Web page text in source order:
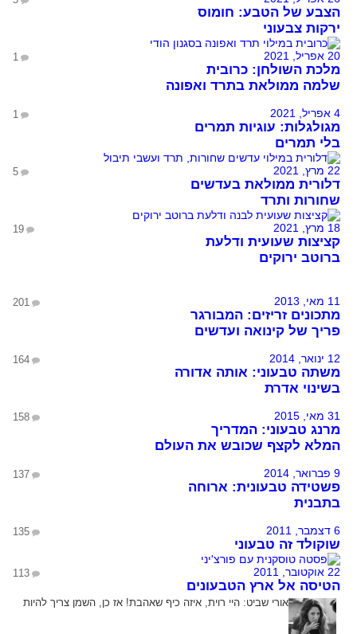
הצבע של הטבע: חומוס
ירקות צבעוני
20 אפריל, 2021 1
מלכת השולחן: כרובית
שלמה ממולאת בתרד ואפונה
4 אפריל, 2021 1
מגולגלות: עוגיות תמרים
בלי תמרים
22 מרץ, 2021 5
דלורית ממולאת בעדשים
שחורות ותרד
18 מרץ, 2021 19
קציצות שעועית ודלעת
ברוטב ירוקים
11 מאי, 2013 201
מתכונים זריזים: המבורגר
פריך של קינואה ועדשים
12 ינואר, 2014 164
משתה טבעוני: אותה אדורה
בשינוי אדרת
31 מאי, 2015 158
מרנג טבעוני: המדריך
המלא לקצף שכובש את העולם
9 פברואר, 2014 137
פשטידה טבעונית: ארוחה
בתבנית
6 דצמבר, 2011 135
שוקולד זה טבעוני
22 אוקטובר, 2011 113
הטיסה אל ארץ הטבעונים
אורי שביט: היי רוית, איזה כיף שאהבת! אז כן, השמן צריך להיות